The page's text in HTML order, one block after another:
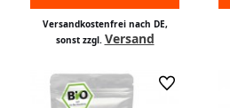
Versandkostenfrei nach DE,
sonst zzgl. Versand